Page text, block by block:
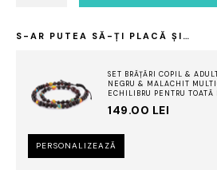
chihlimbar
negru
malachit
galben
S-AR PUTEA SĂ-ȚI PLACĂ ȘI…
SET BRĂȚĂRI COPIL &
NEGRU & MALACHIT
ECHILIBRU PENTRU
149.00 LEI
PERSONALIZEAZĂ